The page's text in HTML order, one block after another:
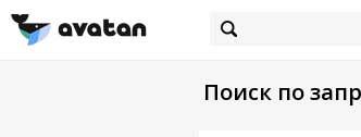
Поиск по